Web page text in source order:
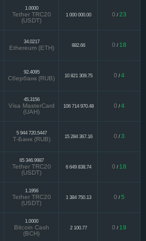
1.0000
Tether TRC20
(USDT)
1 000 000.00 0 / 23
34.0217
Ethereum (ETH) 882.66 0 / 18
92.4095
Сбербанк (RUB) 10 821 309.75 0 / 4
45.3156
Visa MasterCard
(UAH)
106 714 970.48 0 / 4
5 944 720.5447
Т-Банк (RUB) 15 284 367.16 0 / 3
65 346.9987
Tether TRC20
(USDT)
6 649 838.74 0 / 18
1.1956
Tether TRC20
(USDT)
1 384 750.13 0 / 5
1.0000
Bitcoin Cash
(BCH)
2 100.77 0 / 19